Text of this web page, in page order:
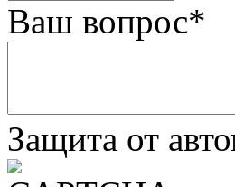
Ваш вопрос*
Защита от